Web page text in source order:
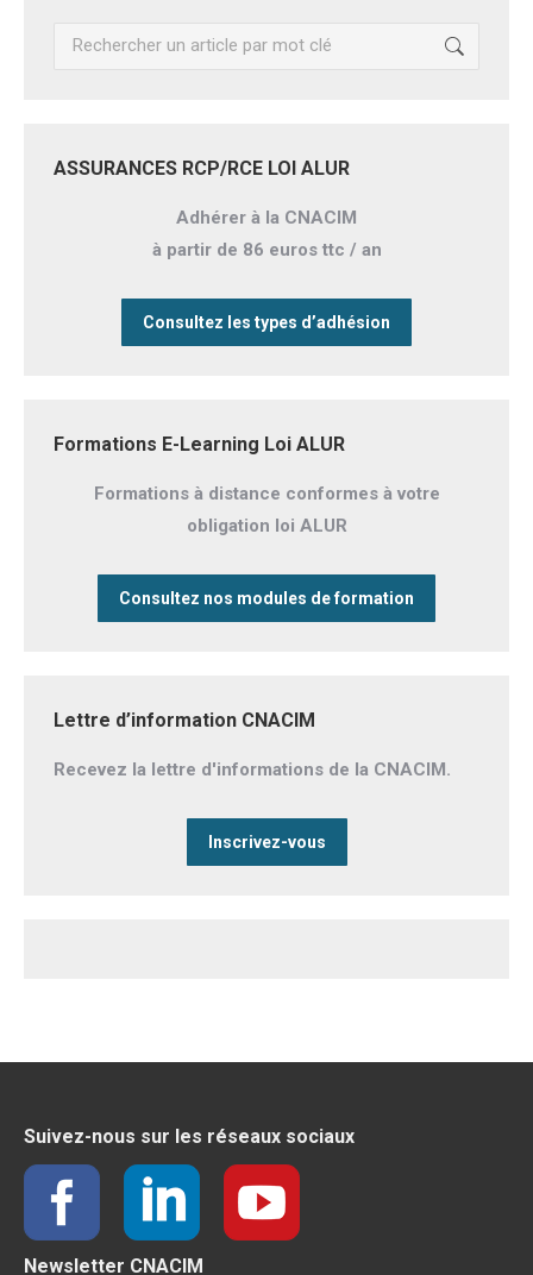
Recherche
ASSURANCES RCP/RCE LOI ALUR
Adhérer à la CNACIM
à partir de 86 euros ttc / an
Consultez les types d’adhésion
Formations E-Learning Loi ALUR
Formations à distance conformes à votre
obligation loi ALUR
Consultez nos modules de formation
Lettre d’information CNACIM
Recevez la lettre d'informations de la CNACIM.
Inscrivez-vous
Suivez-nous sur les réseaux sociaux
Newsletter CNACIM